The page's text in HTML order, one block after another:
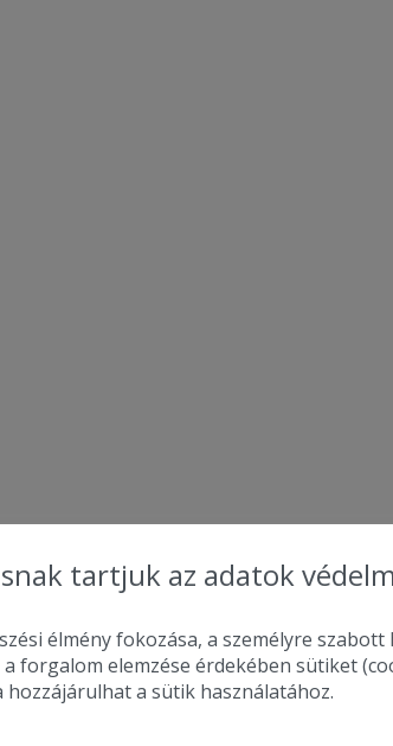
tartjuk az adatok
élmény fokozása, a személyre
forgalom elemzése érdekében sütiket
a sütik használatához.